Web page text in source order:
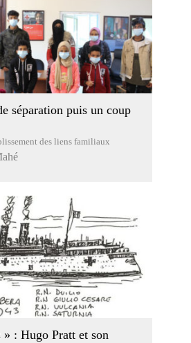
séparation puis un coup
des liens familiaux
» : Hugo Pratt et son